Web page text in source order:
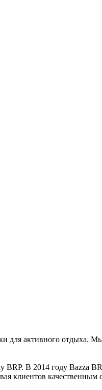
активного отдыха.
В 2014 году Bazza
клиентов